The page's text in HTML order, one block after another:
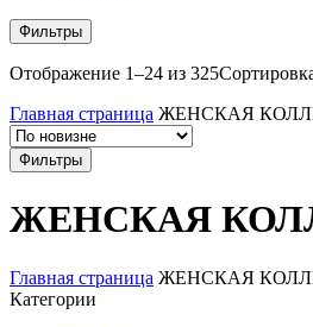
Фильтры
Отображение 1–24 из 325
Главная страница ЖЕНСКАЯ
Фильтры
ЖЕНСКАЯ
Главная страница ЖЕНСКАЯ
Категории